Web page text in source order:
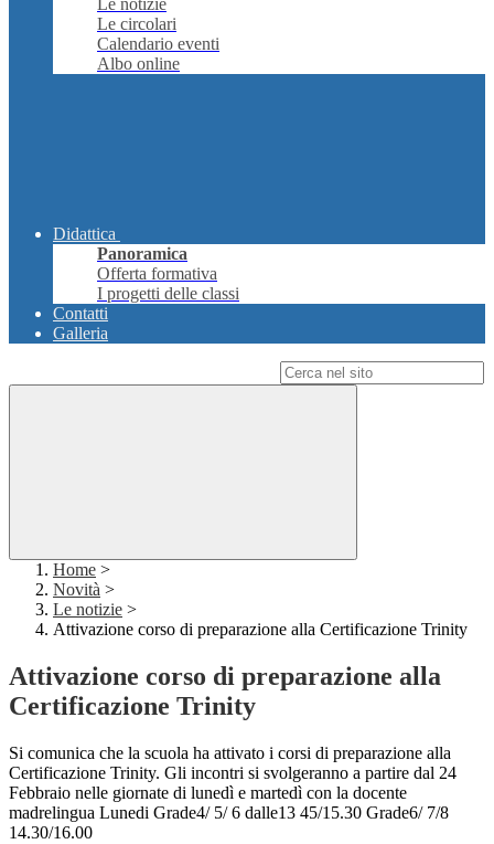
Le notizie
Le circolari
Calendario eventi
Albo online
Didattica
Panoramica
Offerta formativa
I progetti delle classi
Contatti
Galleria
Home >
Novità >
Le notizie >
Attivazione corso di preparazione alla Certificazione Trinity
Attivazione corso di preparazione alla
Certificazione Trinity
Si comunica che la scuola ha attivato i corsi di preparazione alla
Certificazione Trinity. Gli incontri si svolgeranno a partire dal 24
Febbraio nelle giornate di lunedì e martedì con la docente
madrelingua Lunedi Grade4/ 5/ 6 dalle13 45/15.30 Grade6/ 7/8
14.30/16.00